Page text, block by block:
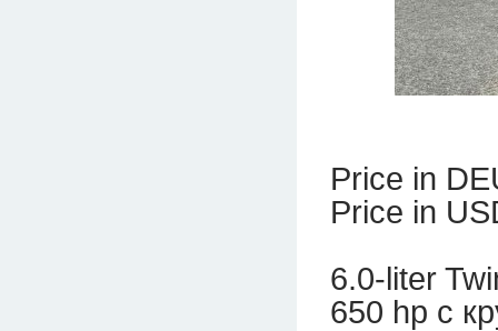
Price in
Price in
6.0-liter
650 hp с